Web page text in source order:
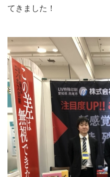
てきました！